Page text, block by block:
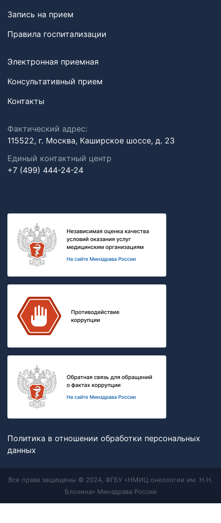
Запись на прием
Правила госпитализации
Электронная приемная
Консультативный прием
Контакты
Фактический адрес:
115522, г. Москва, Каширское шоссе, д. 23
Единый контактный центр
+7 (499) 444-24-24
Политика в отношении обработки персональных
данных
Все права защищены © 2024, ФГБУ «НМИЦ онкологии им. Н.Н.
Блохина» Минздрава России